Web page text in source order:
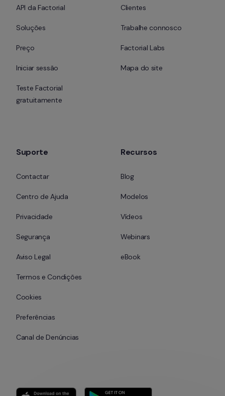
API da Factorial
Soluções
Preço
Iniciar sessão
Teste Factorial
gratuitamente
Clientes
Trabalhe connosco
Factorial Labs
Mapa do site
Suporte
Contactar
Centro de Ajuda
Privacidade
Segurança
Aviso Legal
Termos e Condições
Cookies
Preferências
Canal de Denúncias
Recursos
Blog
Modelos
Vídeos
Webinars
eBook